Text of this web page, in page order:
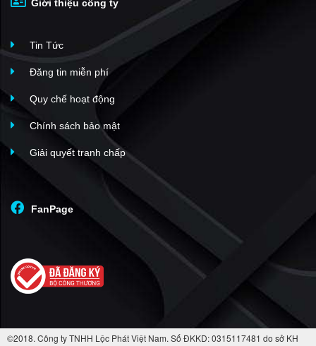
Giới thiệu công ty
Tin Tức
Đăng tin miễn phí
Quy chế hoạt động
Chính sách bảo mật
Giải quyết tranh chấp
FanPage
©2018. Công ty TNHH Lộc Phát Việt Nam. Số ĐKKD: 0315117481 do sở KH